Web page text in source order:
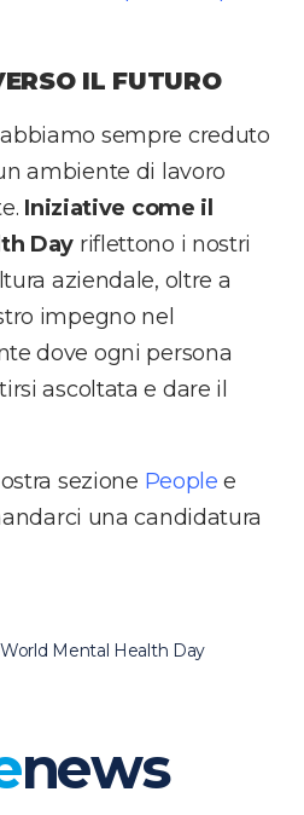
IL FUTURO
sempre creduto
ambiente di lavoro
Iniziative come il
Day riflettono i nostri
aziendale, oltre a
impegno nel
dove ogni persona
ascoltata e dare il
sezione People e
una candidatura
World Mental Health Day
news